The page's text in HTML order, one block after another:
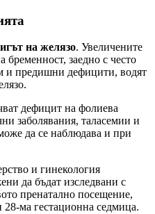
на желязо. Увеличените
заедно с често
и предишни дефицити, водят
дефицит на фолиева
заболявания, таласемии и
да се наблюдава и при
и гинекология
да бъдат изследвани с
пренатално посещение,
ма гестационна седмица.